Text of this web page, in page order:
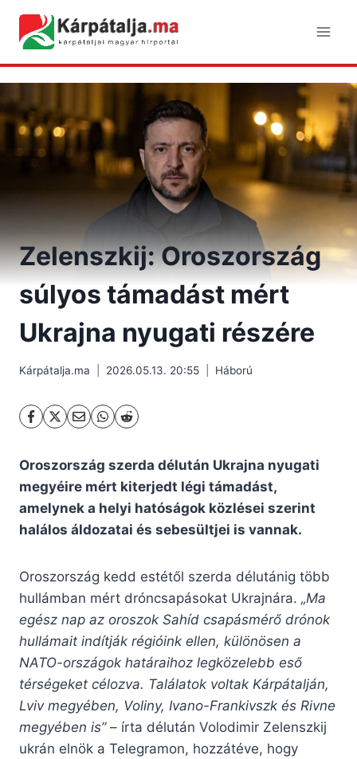
content
Zelenszkij: Oroszország
súlyos támadást mért
Ukrajna nyugati részére
Kárpátalja.ma 2026.05.13. 20:55 Háború
Oroszország szerda délután Ukrajna nyugati
megyéire mért kiterjedt légi támadást,
amelynek a helyi hatóságok közlései szerint
halálos áldozatai és sebesültjei is vannak.
Oroszország kedd estétől szerda délutánig több
hullámban mért dróncsapásokat Ukrajnára. „Ma
egész nap az oroszok Sahíd csapásmérő drónok
hullámait indítják régióink ellen, különösen a
NATO-országok határaihoz legközelebb eső
térségeket célozva. Találatok voltak Kárpátalján,
Lviv megyében, Voliny, Ivano-Frankivszk és Rivne
megyében is”– írta délután Volodimir Zelenszkij
ukrán elnök a Telegramon, hozzátéve, hogy